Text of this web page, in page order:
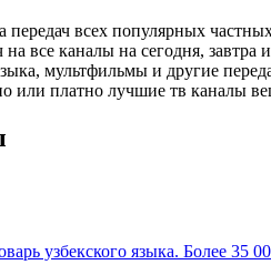
всех популярных
на все каналы на сегодня,
мультфильмы и другие
или платно лучшие тв каналы
узбекского языка. Более 35